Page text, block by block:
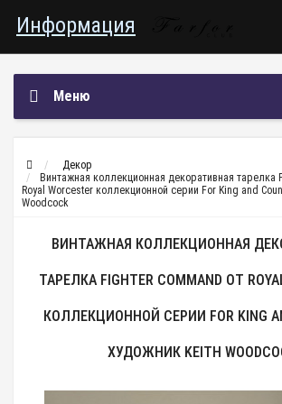
Информация
Меню
Декор
Винтажная коллекционная декоративная тарелка
Royal Worcester коллекционной серии For King and
Woodcock
ВИНТАЖНАЯ КОЛЛЕКЦИОННАЯ
ТАРЕЛКА FIGHTER COMMAND OТ
КОЛЛЕКЦИОННОЙ СЕРИИ FOR KING
ХУДОЖНИК KEITH